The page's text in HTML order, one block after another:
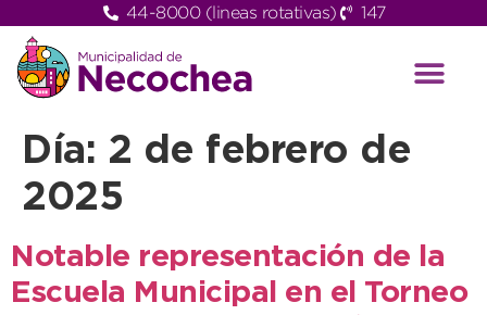
44-8000 (lineas rotativas) 147
Día: 2 de febrero de
2025
Notable representación de la
Escuela Municipal en el Torneo